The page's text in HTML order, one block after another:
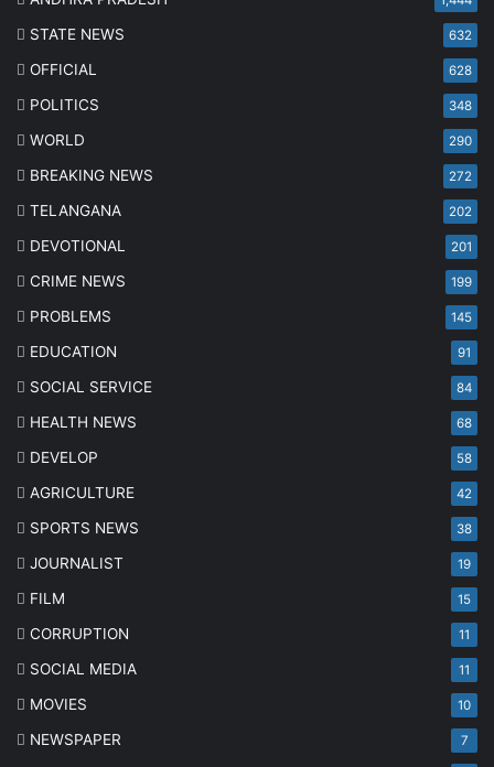
STATE NEWS 632
OFFICIAL 628
POLITICS 348
WORLD 290
BREAKING NEWS 272
TELANGANA 202
DEVOTIONAL 201
CRIME NEWS 199
PROBLEMS 145
EDUCATION 91
SOCIAL SERVICE 84
HEALTH NEWS 68
DEVELOP 58
AGRICULTURE 42
SPORTS NEWS 38
JOURNALIST 19
FILM 15
CORRUPTION 11
SOCIAL MEDIA 11
MOVIES 10
NEWSPAPER 7